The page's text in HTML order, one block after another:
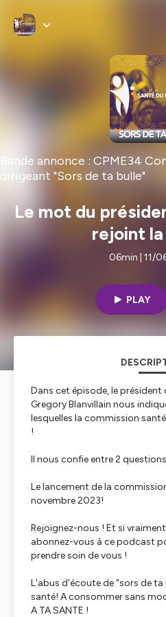
Bande annonce : CPME34
dirigeant "Sors de ta bulle"
Le mot du
rejoint la
06min | 11/
PLAY
Dans cet épisode, le président
Gregory Blanvillain nous
lesquelles la commission
!
Il nous confie entre 2
Le lancement de la
novembre 2023!
Rejoignez-nous ! Et si
abonnez-vous à ce podcast
prendre soin de vous !
L'abus d'écoute de "sors de
santé! A consommer sans
A TA SANTE !